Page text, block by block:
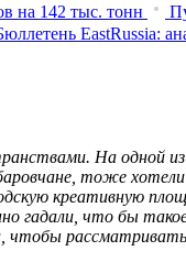
на 142 тыс. тонн
EastRussia:
На одной
тоже
креативную
гадали, что бы
чтобы рассматривать